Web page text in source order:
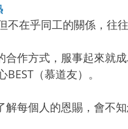
在乎同工的關係，往
合作方式，服事起來就
（慕道友）。
解每個人的恩賜，會不